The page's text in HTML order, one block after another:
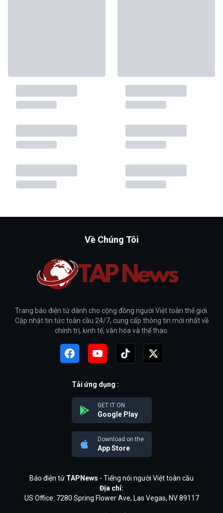
Về Chúng Tôi
Trang báo điện tử dành cho cộng đồng người Việt toàn thế giới.
Cập nhật tin tức toàn cầu 24/7, cung cấp thông tin mới nhất về
chính trị, kinh tế, văn hóa và thể thao.
Tải ứng dụng :
GET IT ON
Google Play
Download on the
App Store
Báo điện tử TAPNews - Tiếng nói người Việt toàn cầu
Địa chỉ:
US Office: 7280 Spring Flower Ave, Las Vegas, NV 89117